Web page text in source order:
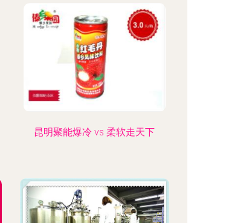
昆明聚能爆冷 vs 柔软走天下